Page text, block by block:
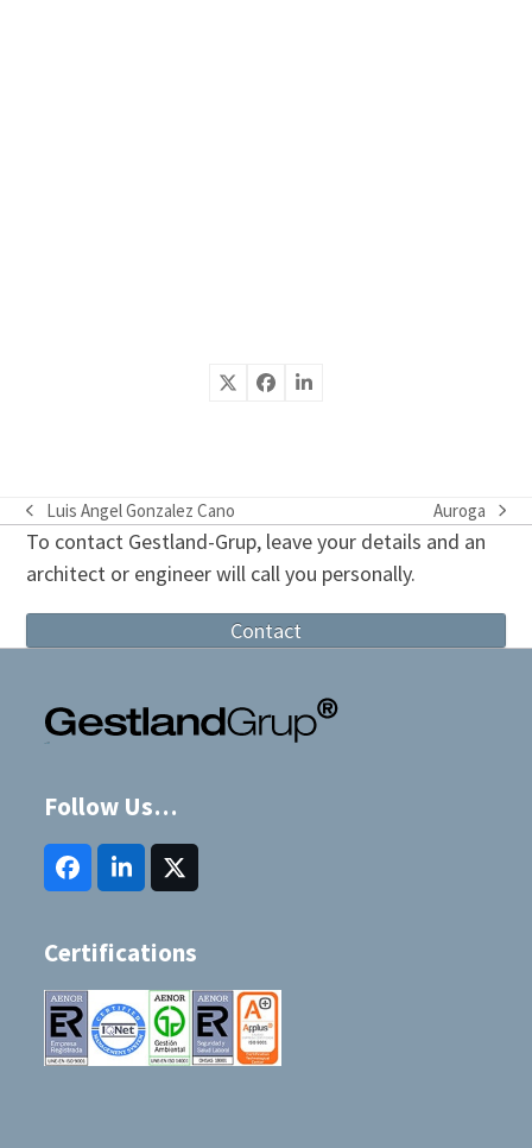
previous
post:
Luis Angel Gonzalez Cano
next
post:
Auroga
To contact Gestland-Grup, leave your details and an
architect or engineer will call you personally.
Contact
Follow Us…
FacebookLinkedInTwitter
(deprecated)
Certifications